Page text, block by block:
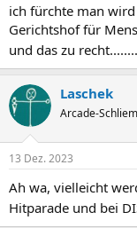
ich fürchte man
Gerichtshof für
und das zu recht........
Laschek
Arcade-
13 Dez. 2023
Ah wa, vielleicht
Hitparade und bei